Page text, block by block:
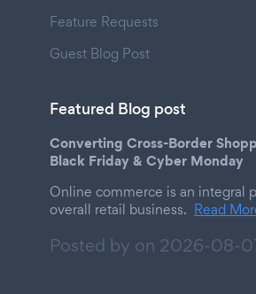
Feature Requests
Guest Blog Post
Featured Blog post
Converting Cross-Border
Black Friday & Cyber Monday
Online commerce is an integral
overall retail business. Read
Posted by on 2026-08-